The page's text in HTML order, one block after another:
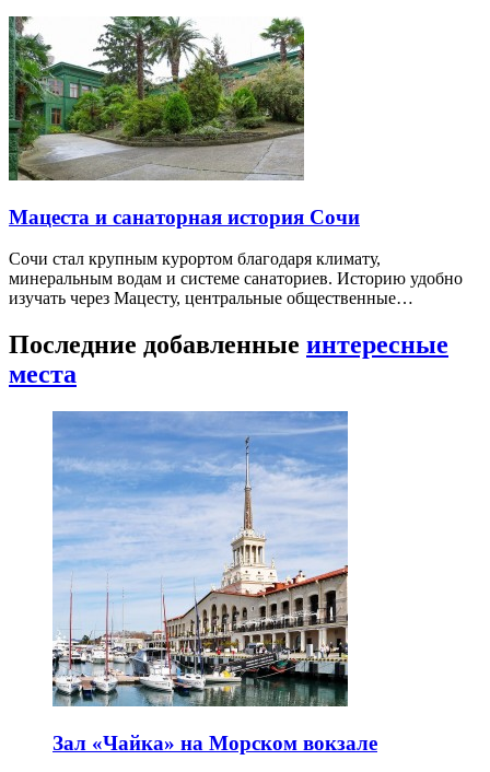
Мацеста и санаторная история Сочи
Сочи стал крупным курортом благодаря климату,
минеральным водам и системе санаториев. Историю удобно
изучать через Мацесту, центральные общественные…
Последние добавленные интересные
места
Зал «Чайка» на Морском вокзале